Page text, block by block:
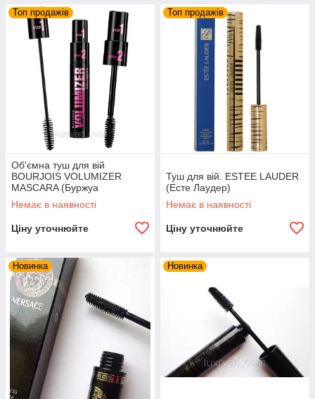
Топ продажів
Об'ємна туш для вій
BOURJOIS VOLUMIZER
MASCARA (Буржуа
Волюмайзер Маскара)
Немає в наявності
Ціну уточнюйте
Топ продажів
Туш для вій. ESTEE LAUDER
(Есте Лаудер)
Немає в наявності
Ціну уточнюйте
Новинка Новинка